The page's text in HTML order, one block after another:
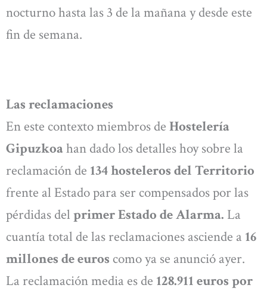
nocturno hasta las 3 de la mañana y desde este
fin de semana.
Las reclamaciones
En este contexto miembros de Hostelería
Gipuzkoahan dado los detalles hoy sobre la
reclamación de 134 hosteleros del Territorio
frente al Estado para ser compensados por las
pérdidas del primer Estado de Alarma. La
cuantía total de las reclamaciones asciende a 16
millones de euros como ya se anunció ayer.
La reclamación media es de 128.911 euros por